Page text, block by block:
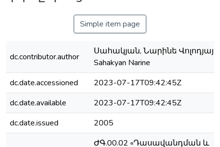
Simple item page
dc.contributor.author
Սահակյան, Նարինե Վոլոդյայի
Sahakyan Narine
dc.date.accessioned
2023-07-17T09:42:45Z
dc.date.available
2023-07-17T09:42:45Z
dc.date.issued
2005
ԺԳ.00.02 «Դասավանդման և